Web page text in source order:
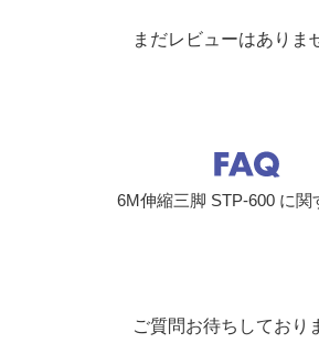
まだレビューはありま
6M伸縮三脚 STP-600 に関
ご質問お待ちしており